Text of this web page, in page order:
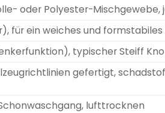
oder Polyester-Mischgewebe,
für ein weiches und formstabiles
typischer Steiff
gefertigt,
lufttrocknen